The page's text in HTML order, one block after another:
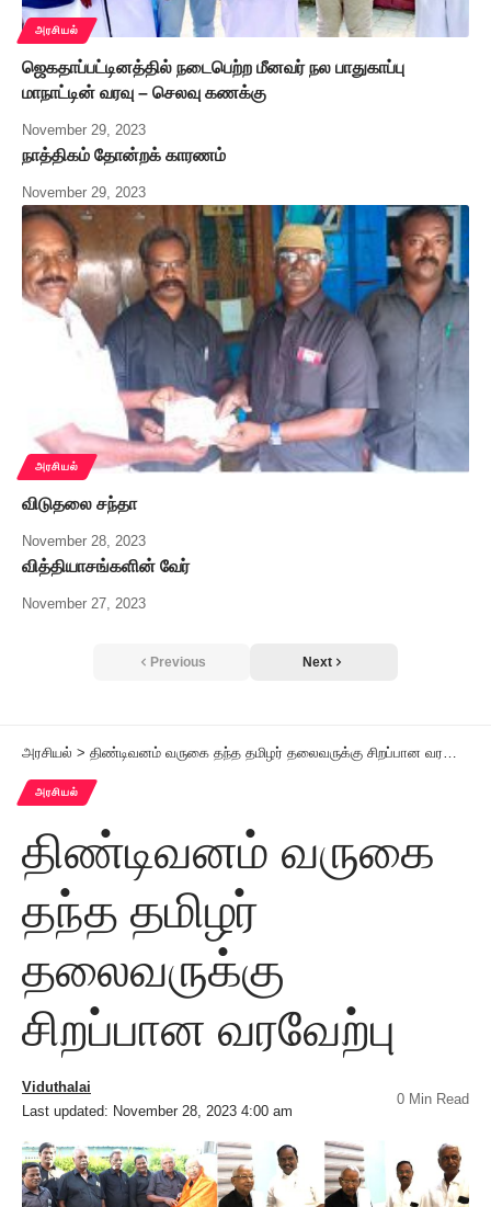
அரசியல்
ஜெகதாப்பட்டினத்தில் நடைபெற்ற மீனவர் நல பாதுகாப்பு
மாநாட்டின் வரவு – செலவு கணக்கு
November 29, 2023
நாத்திகம் தோன்றக் காரணம்
November 29, 2023
அரசியல்
விடுதலை சந்தா
November 28, 2023
வித்தியாசங்களின் வேர்
November 27, 2023
Previous Next
அரசியல் > திண்டிவனம் வருகை தந்த தமிழர் தலைவருக்கு சிறப்பான வரவேற்பு
அரசியல்
திண்டிவனம் வருகை
தந்த தமிழர்
தலைவருக்கு
சிறப்பான வரவேற்பு
Last updated: November 28, 2023 4:00 am
Viduthalai
0 Min Read